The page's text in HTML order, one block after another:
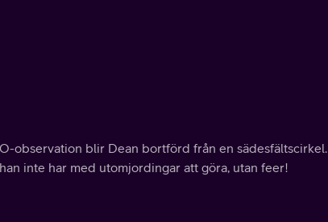
observation blir Dean bortförd från en sädesfältscirkel.
inte har med utomjordingar att göra, utan feer!